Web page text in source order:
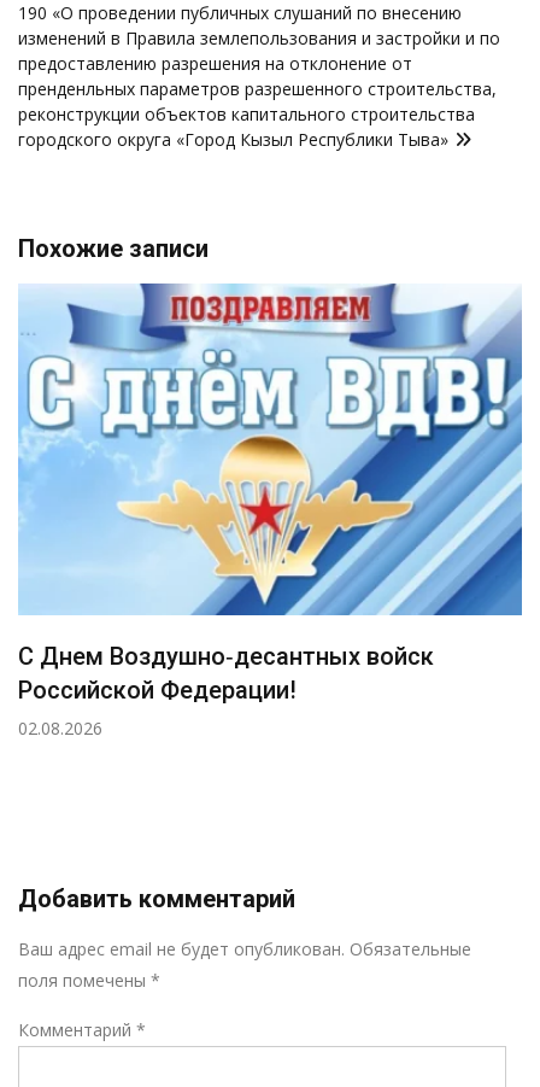
190 «О проведении публичных слушаний по внесению
изменений в Правила землепользования и застройки и по
предоставлению разрешения на отклонение от
пренденльных параметров разрешенного строительства,
реконструкции объектов капитального строительства
городского округа «Город Кызыл Республики Тыва»
Похожие записи
С Днем Воздушно‑десантных войск
Российской Федерации!
02.08.2026
Добавить комментарий
Ваш адрес email не будет опубликован. Обязательные
поля помечены *
Комментарий *